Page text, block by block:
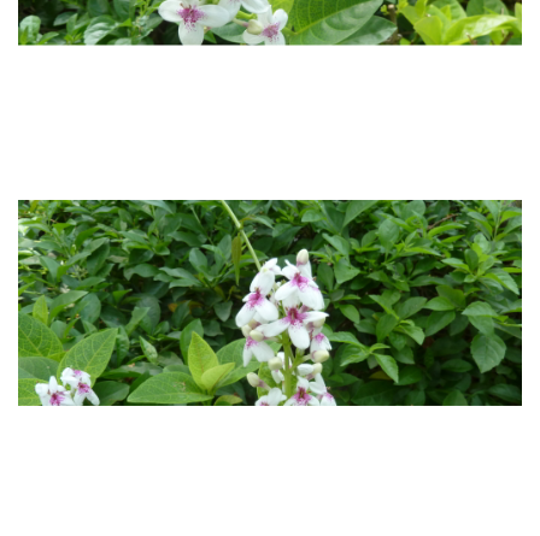
本組業務(Q&A)